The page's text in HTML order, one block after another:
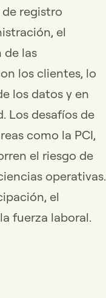
registro
el
de las
los clientes, lo
los datos y en
Los desafíos de
como la PCI,
el riesgo de
operativas.
el
fuerza laboral.